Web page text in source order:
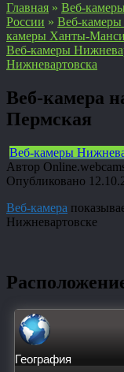
Главная » Веб-
России » Веб-камеры
камеры Ханты-
Веб-камеры
Нижневартовска
Веб-камера
Пермская
Веб-камеры
Автор
Опубликовано
Веб-камера
Нижневартовске
География